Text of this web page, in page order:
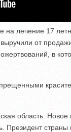
на лечение 17
от
в
область.
Президент страны